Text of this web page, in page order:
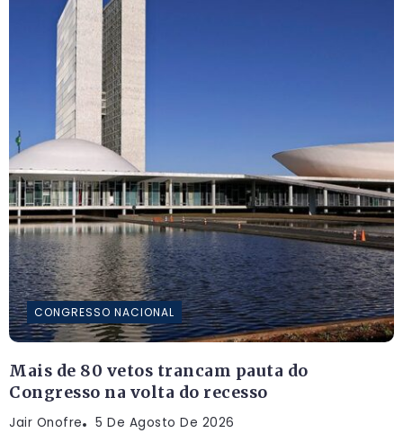
CONGRESSO NACIONAL
Mais de 80 vetos trancam pauta do
Congresso na volta do recesso
Jair Onofre 5 De Agosto De 2026